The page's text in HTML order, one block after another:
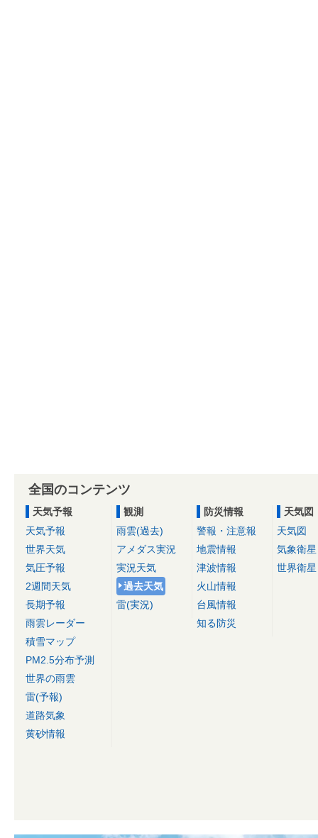
全国のコンテンツ
天気予報
天気予報
世界天気
気圧予報
2週間天気
長期予報
雨雲レーダー
積雪マップ
PM2.5分布予測
世界の雨雲
雷(予報)
道路気象
黄砂情報
観測
雨雲(過去)
アメダス実況
実況天気
過去天気
雷(実況)
防災情報
警報・注意報
地震情報
津波情報
火山情報
台風情報
知る防災
天気図
天気図
気象衛星
世界衛星